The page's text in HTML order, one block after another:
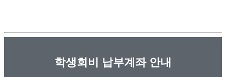
학생회비 납부계좌 안내